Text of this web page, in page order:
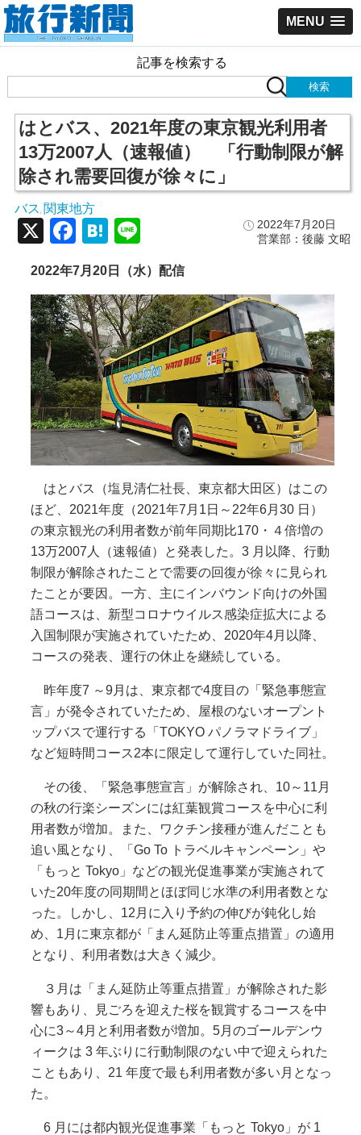
MENU
記事を検索する
はとバス、2021年度の東京観光利用者
13万2007人（速報値） 「行動制限が解
除され需要回復が徐々に」
バス 関東地方
2022年7月20日
営業部：後藤 文昭
X Facebook
Hatena
2022年7月20日（水）配信
はとバス（塩見清仁社長、東京都大田区）はこの
ほど、2021年度（2021年7月1日～22年6月30 日）
の東京観光の利用者数が前年同期比170・４倍増の
13万2007人（速報値）と発表した。3 月以降、行動
制限が解除されたことで需要の回復が徐々に見られ
たことが要因。一方、主にインバウンド向けの外国
語コースは、新型コロナウイルス感染症拡大による
入国制限が実施されていたため、2020年4月以降、
コースの発表、運行の休止を継続している。
昨年度7 ～9月は、東京都で4度目の「緊急事態宣
言」が発令されていたため、屋根のないオープント
ップバスで運行する「TOKYO パノラマドライブ」
など短時間コース2本に限定して運行していた同社。
その後、「緊急事態宣言」が解除され、10～11月
の秋の行楽シーズンには紅葉観賞コースを中心に利
用者数が増加。また、ワクチン接種が進んだことも
追い風となり、「Go To トラベルキャンペーン」や
「もっと Tokyo」などの観光促進事業が実施されて
いた20年度の同期間とほぼ同じ水準の利用者数とな
った。しかし、12月に入り予約の伸びが鈍化し始
め、1月に東京都が「まん延防止等重点措置」の適用
となり、利用者数は大きく減少。
３月は「まん延防止等重点措置」が解除された影
響もあり、見ごろを迎えた桜を観賞するコースを中
心に3～4月と利用者数が増加。5月のゴールデンウ
ィークは 3 年ぶりに行動制限のない中で迎えられた
こともあり、21 年度で最も利用者数が多い月となっ
た。
6 月には都内観光促進事業「もっと Tokyo」が 1